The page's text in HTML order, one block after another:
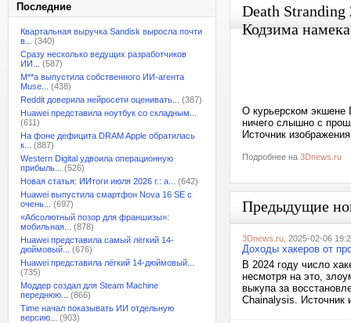
Последние
Квартальная выручка Sandisk выросла почти
в...
(340)
Сразу несколько ведущих разработчиков
ИИ...
(587)
M**a выпустила собственного ИИ-агента
Muse...
(438)
Reddit доверила нейросети оценивать...
(387)
Huawei представила ноутбук со складным...
(611)
На фоне дефицита DRAM Apple обратилась
к...
(887)
Western Digital удвоила операционную
прибыль...
(526)
Новая статья: ИИтоги июля 2026 г.: а...
(642)
Huawei выпустила смартфон Nova 16 SE с
очень...
(697)
«Абсолютный позор для франшизы»:
мобильная...
(878)
Huawei представила самый лёгкий 14-
дюймовый...
(676)
Huawei представила лёгкий 14-дюймовый...
(735)
Моддер создал для Steam Machine
переднюю...
(866)
Time начал показывать ИИ отдельную
версию...
(903)
Death Stranding
Кодзима
О курьерском экшене
ничего слышно с
Источник
Подробнее на 3Dnews.ru
Предыдущие
3Dnews.ru , 2025-02-06
Доходы хакеров от
В 2024 году число
несмотря на это,
выкупа за
Chainalysis. Источник